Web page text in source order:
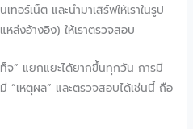
อร์เน็ต และนำมาเสิร์ฟให้เราในรูป
ล่งอ้างอิง) ให้เราตรวจสอบ
จ” แยกแยะได้ยากขึ้นทุกวัน การมี
“เหตุผล” และตรวจสอบได้เช่นนี้ ถือ